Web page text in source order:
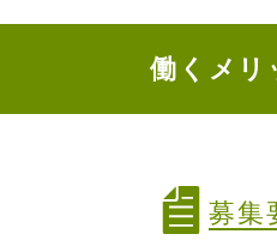
働くメリ
募集